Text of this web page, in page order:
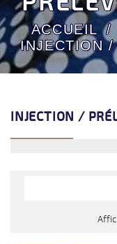
ACCUEIL
INJECTION
INJECTION /